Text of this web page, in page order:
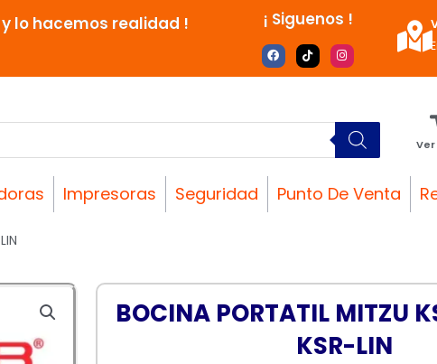
y lo hacemos realidad ! ¡ Siguenos !
F
a
o
T
i
k
I
n
g
a
m
Impresoras Seguridad Punto De Venta
BOCINA PORTATIL MITZU
KSR-LIN